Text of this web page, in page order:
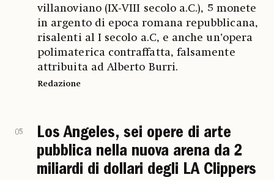
villanoviano (IX-VIII secolo a.C.), 5 monete
in argento di epoca romana repubblicana,
risalenti al I secolo a.C, e anche un’opera
polimaterica contraffatta, falsamente
attribuita ad Alberto Burri.
Redazione
05
Los Angeles, sei opere di arte
pubblica nella nuova arena da 2
miliardi di dollari degli LA Clippers